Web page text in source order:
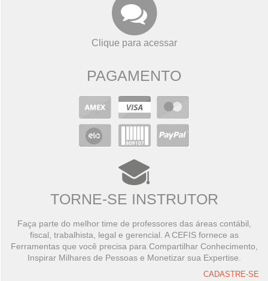
Clique para acessar
PAGAMENTO
TORNE-SE INSTRUTOR
Faça parte do melhor time de professores das áreas contábil,
fiscal, trabalhista, legal e gerencial. A CEFIS fornece as
Ferramentas que você precisa para Compartilhar Conhecimento,
Inspirar Milhares de Pessoas e Monetizar sua Expertise.
CADASTRE-SE